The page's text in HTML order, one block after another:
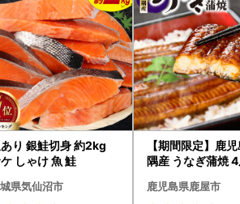
り 銀鮭切身 約2kg
しゃけ 魚 鮭
県気仙沼市
【期間限定】鹿
隅産 うなぎ蒲焼 4
cp18 うなぎ 鰻 魚
鹿児島県鹿屋市